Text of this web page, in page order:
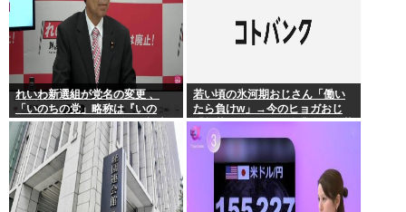
れいわ新選組が党名の変更 、
「いのちの党」略称は『いの
ち』 SNSではTIM・ゴルゴ松本
に言及「ゴルゴ出馬確定」「党
首は決まり」
若い頃の氷河期おじさん「働い
たら負けw」→今のヒョガおじ
「惣菜たけぇよ..」 自業自得で草